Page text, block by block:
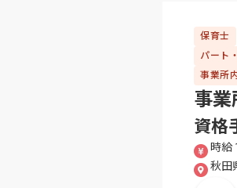
保育士
パート
事業所
事業
資格
時給
秋田